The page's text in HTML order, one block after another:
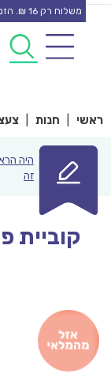
משלוח רק 16 ₪. הזמנות מעל 250 ₪ משלוח נק’ איסוף חינם
| חנות | צעצועים
היה הראשון
זה
קוביית